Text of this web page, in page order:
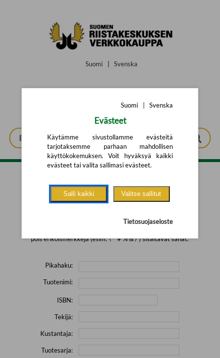
Suomi Svenska
Tarkennettu haku
pois erikoismerkkejä (esim. \' " # % & / ) sisältävät sanat.
Pikahaku:
Tuotenimi:
ISBN:
Tekijä:
Kustantaja:
Tuotesarja:
Suomi Svenska
Evästeet
Käytämme sivustollamme evästeitä
tarjotaksemme parhaan mahdollisen
käyttökokemuksen. Voit hyväksyä kaikki
evästeet tai valita sallimasi evästeet.
Salli kaikki Valitse sallitut
Tietosuojaseloste